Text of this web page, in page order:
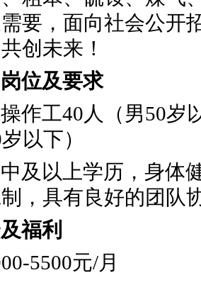
要，面向社会公开
创未来！
位及要求
作工40人（男50岁
以下）
及以上学历，身体
，具有良好的团队
福利
5500元/月